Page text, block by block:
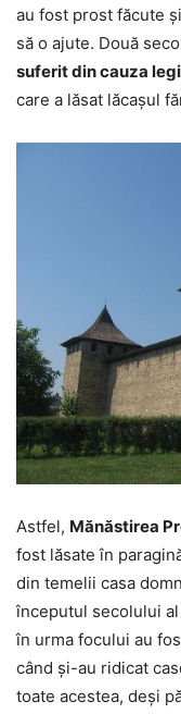
au fost prost făcute
să o ajute. Două
suferit din cauza
care a lăsat lăcaşul
Astfel, Mănăstirea
fost lăsate în
din temelii casa
începutul secolului
în urma focului au
când şi-au ridicat
toate acestea, deşi